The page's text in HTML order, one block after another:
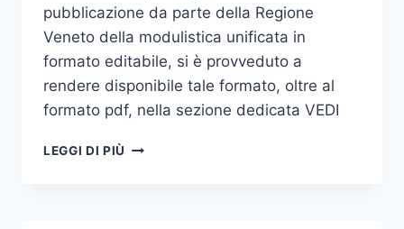
pubblicazione da parte della Regione
Veneto della modulistica unificata in
formato editabile, si è provveduto a
rendere disponibile tale formato, oltre al
formato pdf, nella sezione dedicata VEDI
LEGGI DI PIÙ PUBBLICAZIONE